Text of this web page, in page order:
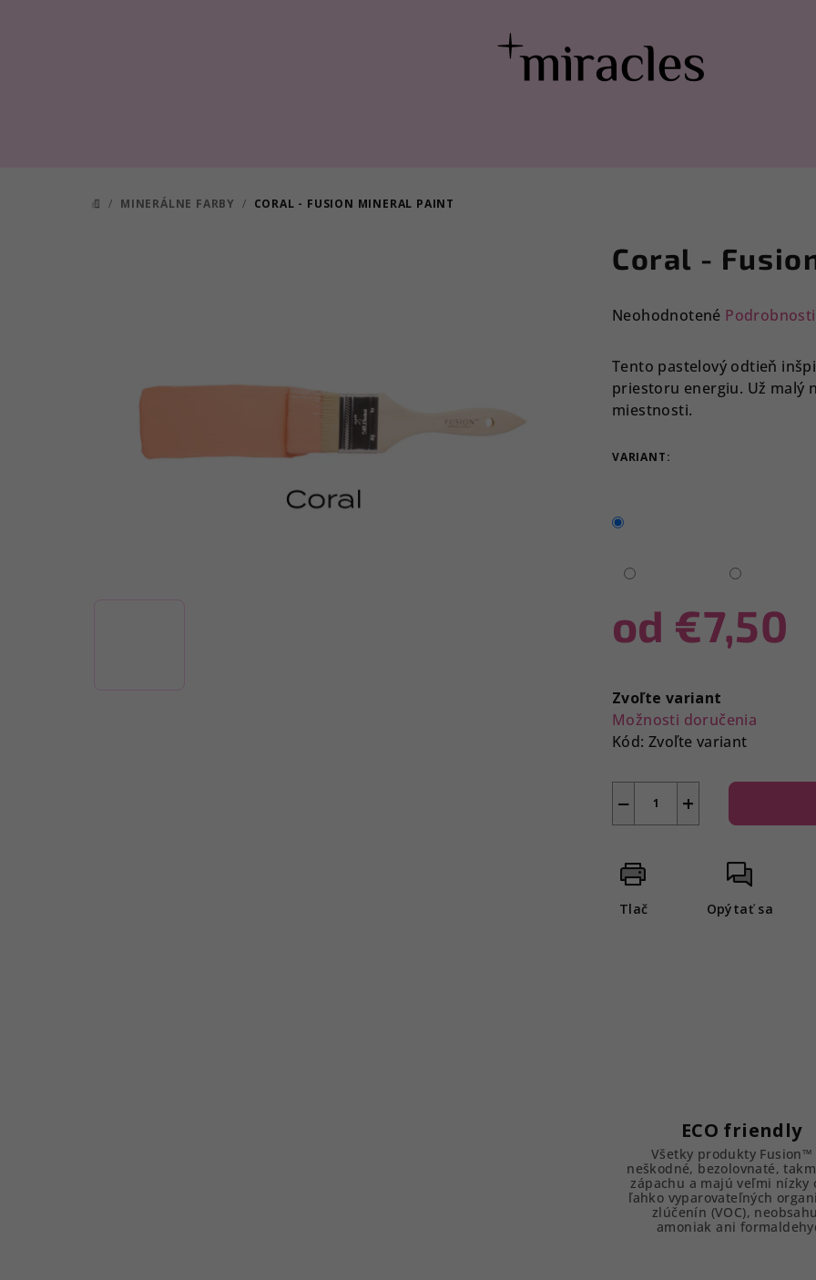
DOMOV
/ MINERÁLNE FARBY / CORAL - FUSION MINERAL PAINT
Coral -
Priemerné
produktu
0,0
hviezdičiek.
Neohodnotené
Tento pastelový odtieň
priestoru energiu. Už malý
miestnosti.
VARIANT:
od €7,50
cena:
Zvoľte variant
Možnosti doručenia
Kód: Zvoľte variant
+
−
Tlač Opýtať sa
ECO friendly
Všetky produkty Fusion™
neškodné, bezolovnaté,
zápachu a majú veľmi nízky
ľahko vyparovateľných
zlúčenín (VOC),
amoniak ani